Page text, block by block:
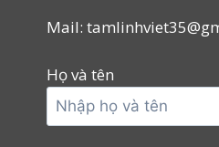
Mail:
Họ và tên